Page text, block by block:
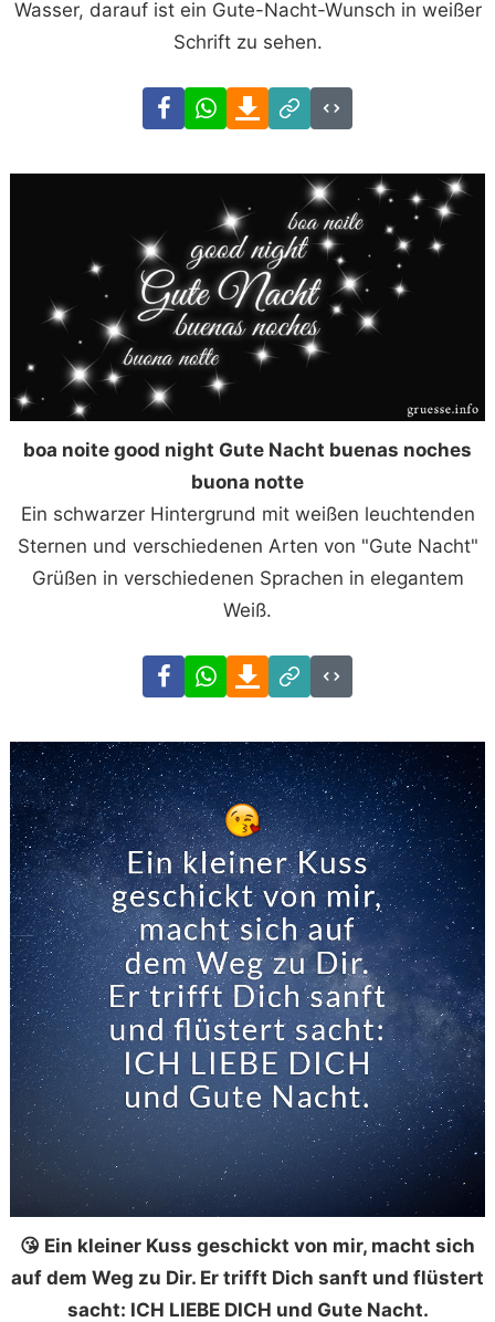
Wasser, darauf ist ein Gute-Nacht-Wunsch in weißer
Schrift zu sehen.
FacebookWhatsAppDownload
Link
Code
boa noite good night Gute Nacht buenas noches
buona notte
Ein schwarzer Hintergrund mit weißen leuchtenden
Sternen und verschiedenen Arten von "Gute Nacht"
Grüßen in verschiedenen Sprachen in elegantem
Weiß.
FacebookWhatsAppDownload
Link
Code
😘 Ein kleiner Kuss geschickt von mir, macht sich
auf dem Weg zu Dir. Er trifft Dich sanft und flüstert
sacht: ICH LIEBE DICH und Gute Nacht.